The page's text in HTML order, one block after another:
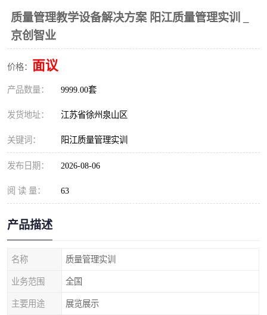
质量管理教学设备解决方案 阳江质量管理实训 _
京创智业
价格： 面议
产品数量： 9999.00套
发货地址： 江苏省徐州泉山区
关键词： 阳江质量管理实训
发布日期： 2026-08-06
阅 读 量： 63
产品描述
名称 质量管理实训
业务范围 全国
主要用途 展览展示